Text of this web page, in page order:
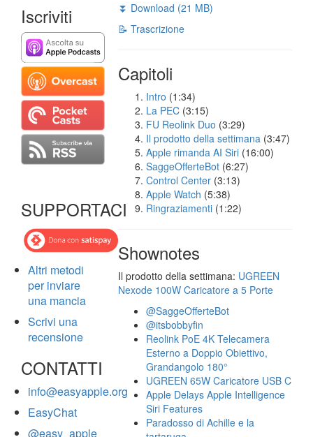
Iscriviti
SUPPORTACI
Altri metodi
per inviare
una mancia
Scrivi una
recensione
CONTATTI
info@easyapple.org
EasyChat
@easy_apple
⏬ Download (21 MB)
📝 Trascrizione
Capitoli
Intro (1:34)
La PEC (3:15)
FU Reolink Duo (3:29)
Il prodotto della settimana (3:47)
Apple rimanda AI Siri (16:00)
SaggeOfferteBot (6:27)
Control Center (3:13)
Apple Watch (5:38)
Ringraziamenti (1:22)
Shownotes
Il prodotto della settimana: UGREEN
Nexode 100W Caricatore a 5 Porte
@SaggeOfferteBot
@itsbobbyfin
Reolink PoE 4K Telecamera
Esterno a Doppio Obiettivo,
Grandangolo 180°
UGREEN 65W Caricatore USB C
Apple Delays Apple Intelligence
Siri Features
Paradosso di Achille e la